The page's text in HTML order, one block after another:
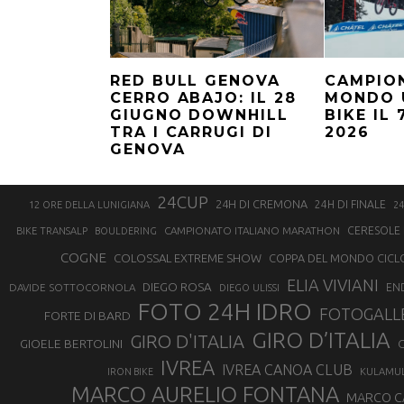
RED BULL GENOVA
CERRO ABAJO: IL 28
GIUGNO DOWNHILL
TRA I CARRUGI DI
GENOVA
MONDO
BIKE IL
2026
12 ORE DELLA LUNIGIANA 24CUP 24H DI CREMONA 24H DI FINALE
BIKE TRANSALP BOULDERING CAMPIONATO ITALIANO MARATHON CERESOLE
COGNE COLOSSAL EXTREME SHOW COPPA DEL MONDO
DAVIDE SOTTOCORNOLA DIEGO ROSA DIEGO ULISSI ELIA VIVIANI
FORTE DI BARD FOTO 24H IDRO
GIOELE BERTOLINI GIRO D'ITALIA GIRO D’ITALIA
IRON BIKE IVREA IVREA CANOA CLUB
MARCO AURELIO FONTANA MARCO